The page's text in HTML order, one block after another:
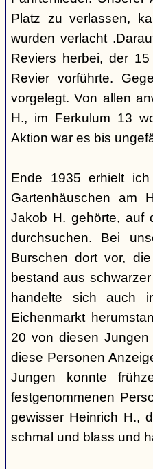
Platz zu verlassen,
wurden verlacht
Reviers herbei, der
Revier vorführte.
vorgelegt. Von allen
H., im Ferkulum 13
Aktion war es bis
Ende 1935 erhielt
Gartenhäuschen am
Jakob H. gehörte, auf
durchsuchen. Bei
Burschen dort vor,
bestand aus
handelte sich auch
Eichenmarkt
20 von diesen
diese Personen
Jungen konnte
festgenommenen
gewisser Heinrich H.,
schmal und blass und